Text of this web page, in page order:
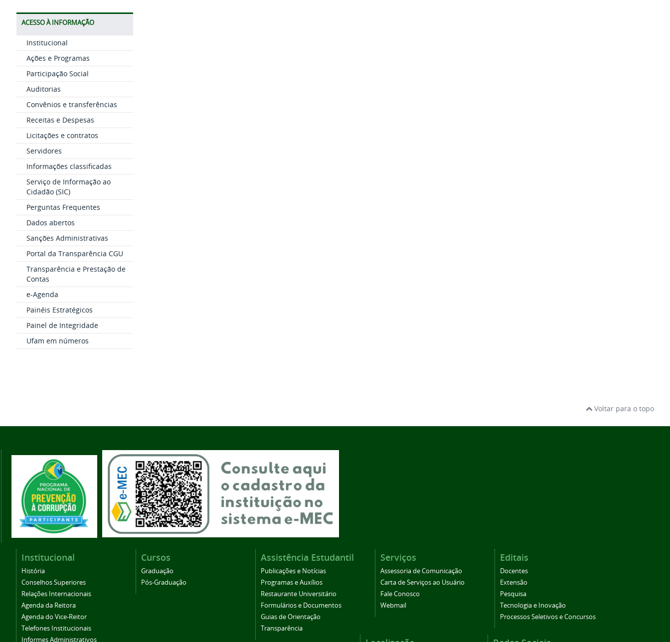
ACESSO À INFORMAÇÃO
Institucional
Ações e Programas
Participação Social
Auditorias
Convênios e transferências
Receitas e Despesas
Licitações e contratos
Servidores
Informações classificadas
Serviço de Informação ao
Cidadão (SIC)
Perguntas Frequentes
Dados abertos
Sanções Administrativas
Portal da Transparência CGU
Transparência e Prestação de
Contas
e-Agenda
Painéis Estratégicos
Painel de Integridade
Ufam em números
Voltar para o topo
Institucional
História
Conselhos Superiores
Relações Internacionais
Agenda da Reitora
Agenda do Vice-Reitor
Telefones Institucionais
Informes Administrativos
Cursos
Graduação
Pós-Graduação
Assistência Estudantil
Publicações e Notícias
Programas e Auxílios
Restaurante Universitário
Formulários e Documentos
Guias de Orientação
Transparência
Serviços
Assessoria de Comunicação
Carta de Serviços ao Usuário
Fale Conosco
Webmail
Editais
Docentes
Extensão
Pesquisa
Tecnologia e Inovação
Processos Seletivos e Concursos